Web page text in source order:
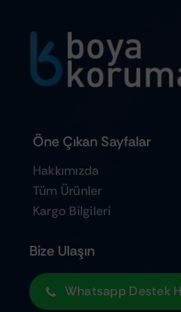
Öne Çıkan Sayfalar
Hakkımızda
Tüm Ürünler
Kargo Bilgileri
Bize Ulaşın
Whatsapp Destek